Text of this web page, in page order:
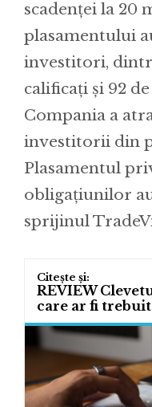
scadenței la 20
plasamentului
investitori,
calificați și 92
Compania a
investitorii din
Plasamentul
obligațiunilor
sprijinul
REVIEW
care ar fi trebuit